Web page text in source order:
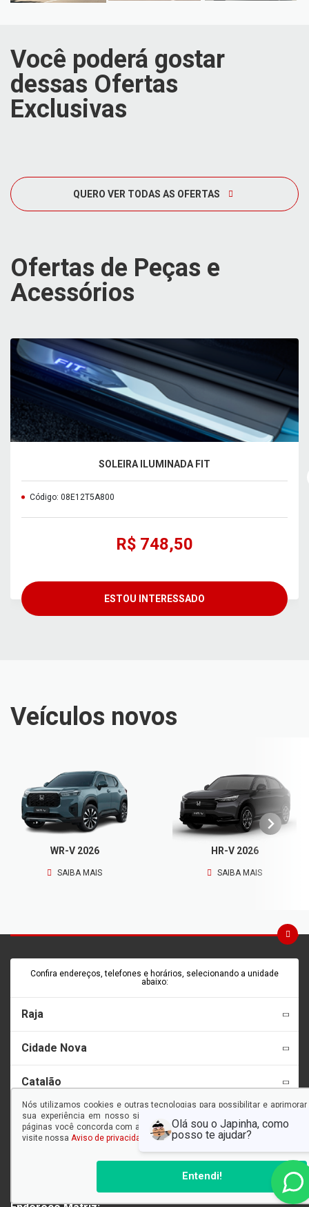
Você poderá gostar
dessas Ofertas
Exclusivas
QUERO VER TODAS AS OFERTAS
Ofertas de Peças e
Acessórios
SOLEIRA ILUMINADA FIT
Código: 08E12T5A800
R$ 748,50
ESTOU INTERESSADO
Veículos novos
WR-V 2026
SAIBA MAIS
HR-V 2026
SAIBA MAIS
Confira endereços, telefones e horários, selecionando a unidade
abaixo:
Raja
Cidade Nova
Catalão
Seminovos Barão
Nós utilizamos cookies e outras tecnologias para possibilitar e aprimorar
sua experiência em nosso site, e ao continuar navegando em nossas
páginas você concorda com a coleta e uso de cookies. Para saber mais,
visite nossa Aviso de privacidade
Entendi!